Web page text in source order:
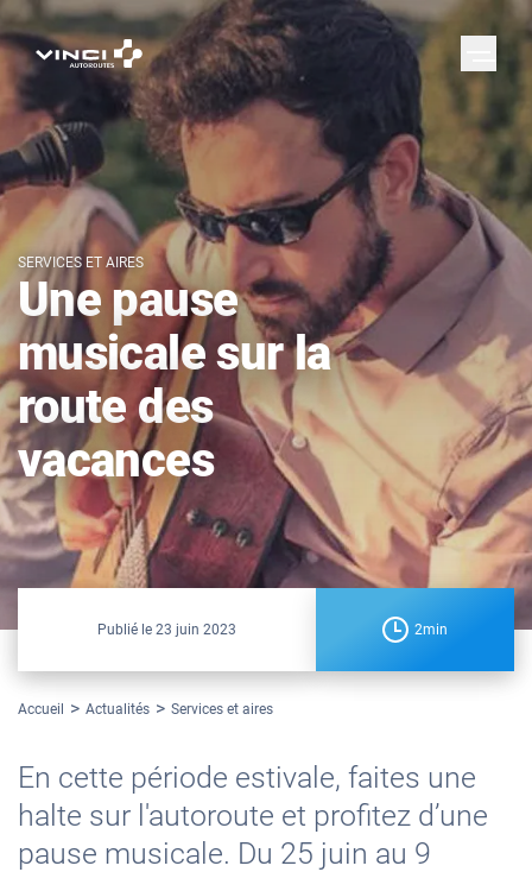
SERVICES ET AIRES
Une pause
musicale sur la
route des
vacances
Publié le 23 juin 2023 2min
Accueil Actualités Services et aires
En cette période estivale, faites une
halte sur l'autoroute et profitez d’une
pause musicale. Du 25 juin au 9